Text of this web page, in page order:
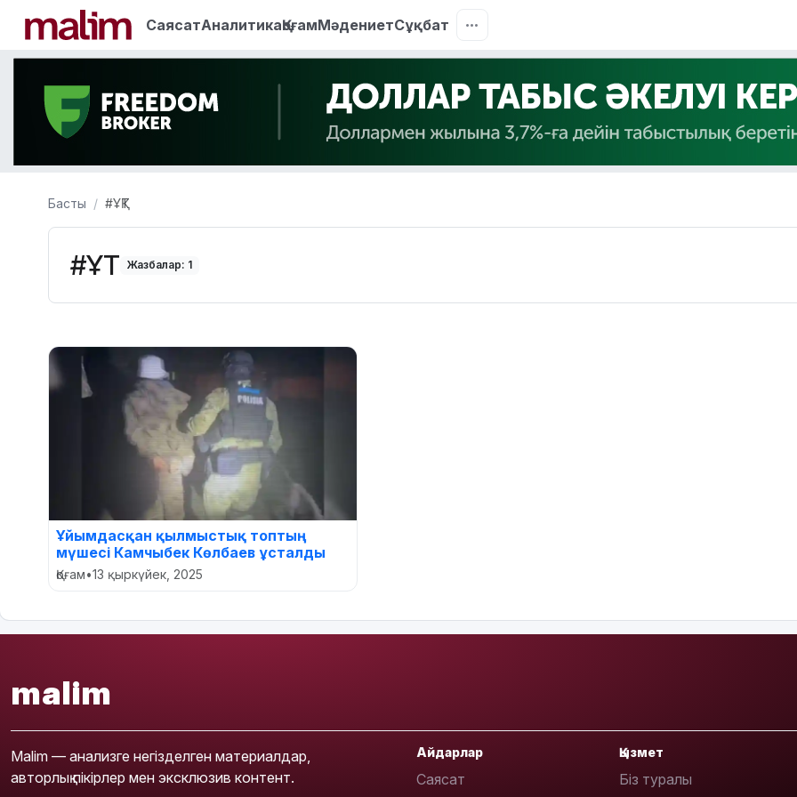
СаясатАналитикаҚоғамМәдениетСұқбат
Басты #ҰҚТ
#ҰҚТ Жазбалар: 1
Ұйымдасқан қылмыстық топтың
мүшесі Камчыбек Көлбаев ұсталды
Қоғам•13 қыркүйек, 2025
malim
Malim — анализге негізделген материалдар,
авторлық пікірлер мен эксклюзив контент.
Айдарлар
Саясат
Қызмет
Біз туралы